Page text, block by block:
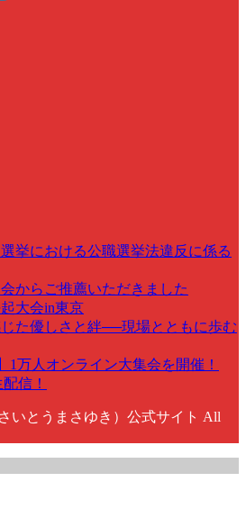
挙における公職選挙法違反に係る
からご推薦いただきました
大会in東京
た優しさと絆──現場とともに歩む
1万人オンライン大集会を開催！
信！
いとうまさゆき）公式サイト All